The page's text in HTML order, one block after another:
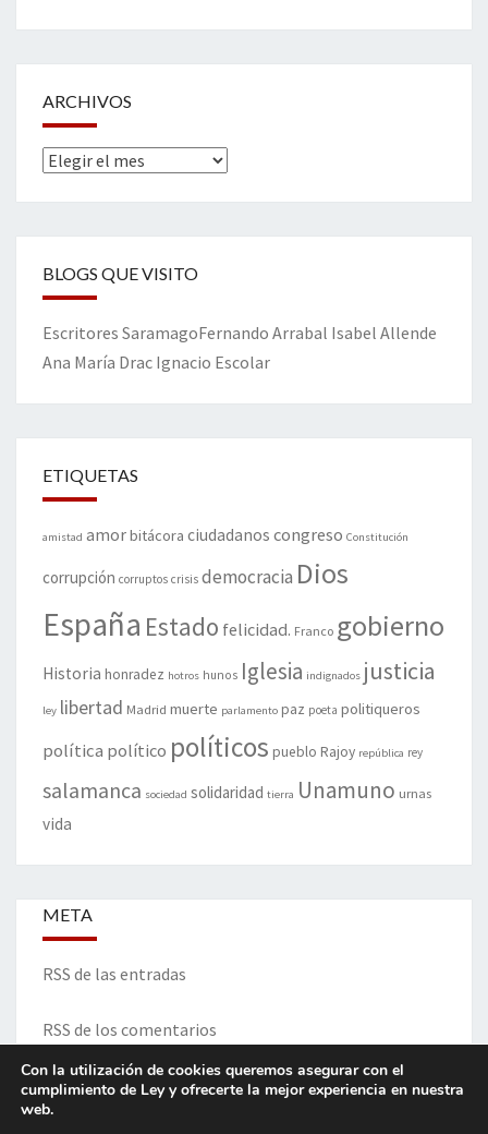
ARCHIVOS
Archivos
BLOGS QUE VISITO
Escritores SaramagoFernando Arrabal Isabel Allende
Ana María Drac Ignacio Escolar
ETIQUETAS
amistad amorbitácora ciudadanos congreso Constitución
corrupción corruptos crisis democracia Dios
España Estado felicidad. Franco gobierno
Historia honradez hotros hunos Iglesia indignados justicia
ley libertad Madrid muerte parlamento paz poeta politiqueros
política político políticos pueblo Rajoy república rey
salamanca sociedad solidaridad tierra Unamuno urnas
vida
META
RSS de las entradas
RSS de los comentarios
ITINERARIO DE VIDA Y OPINIONES - Francisco Blanco Prieto
Con la utilización de cookies queremos asegurar con el
cumplimiento de Ley y ofrecerte la mejor experiencia en nuestra
web.